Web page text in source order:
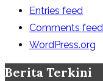
Entries feed
Comments feed
WordPress.org
Berita Terkini